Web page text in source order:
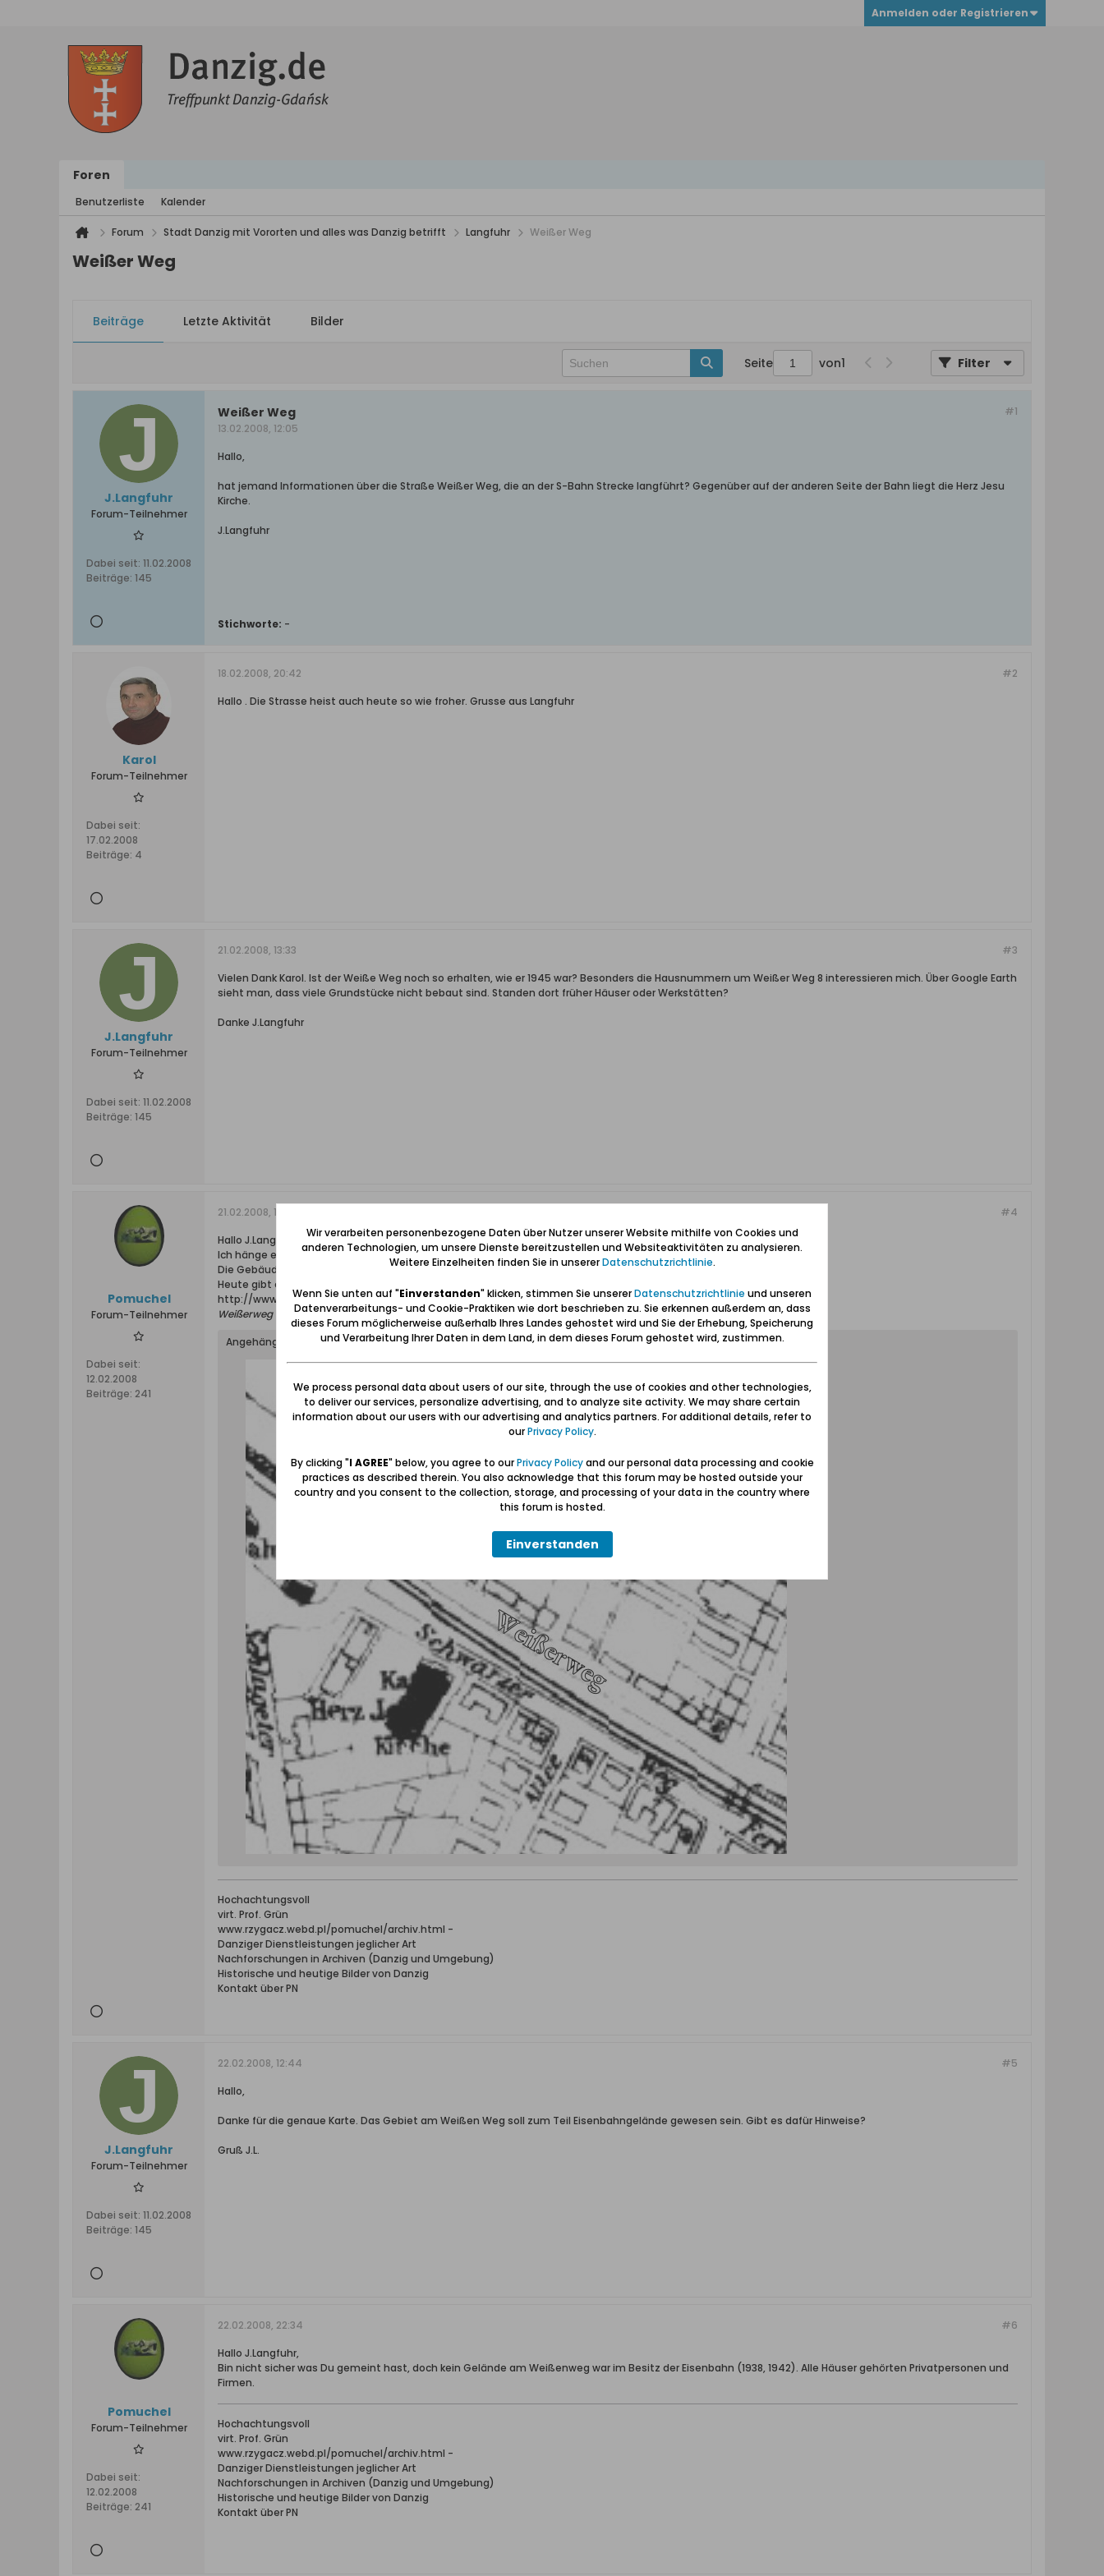
Anmelden oder Registrieren
Foren
Benutzerliste Kalender
Forum Stadt Danzig mit Vororten und alles was Danzig betrifft Langfuhr Weißer Weg
Weißer Weg
Beiträge Letzte Aktivität Bilder
Seite von1 Filter
J.Langfuhr
Forum-Teilnehmer
Dabei seit: 11.02.2008
Beiträge: 145
#1
Weißer Weg
13.02.2008, 12:05
Hallo,
hat jemand Informationen über die Straße Weißer Weg, die an der S-Bahn Strecke langführt? Gegenüber auf der anderen Seite der Bahn liegt die Herz Jesu
Kirche.
J.Langfuhr
Stichworte: -
Karol
Forum-Teilnehmer
Dabei seit:
17.02.2008
Beiträge: 4
#2
18.02.2008, 20:42
Hallo . Die Strasse heist auch heute so wie froher. Grusse aus Langfuhr
J.Langfuhr
Forum-Teilnehmer
Dabei seit: 11.02.2008
Beiträge: 145
#3
21.02.2008, 13:33
Vielen Dank Karol. Ist der Weiße Weg noch so erhalten, wie er 1945 war? Besonders die Hausnummern um Weißer Weg 8 interessieren mich. Über Google Earth
sieht man, dass viele Grundstücke nicht bebaut sind. Standen dort früher Häuser oder Werkstätten?
Danke J.Langfuhr
Pomuchel
Forum-Teilnehmer
Dabei seit:
12.02.2008
Beiträge: 241
#4
21.02.2008, 15:25
Hallo J.Langfuhr,
Ich hänge eine Karte, die zeigt die Weißerweg im 1940, an.
Die Gebäude an der Strasse scheinen kleine Häuser zu sein.
Heute gibt es dort keine Häuser mehr. Jetzt findet man dort nur Garagen, Bürogebäude und eine Polizeidienststelle.
http://www.smartmedia.com.pl/assets/images/biala.jpg
Weißerweg 1 heute
Angehängte Dateien
Hochachtungsvoll
virt. Prof. Grün
www.rzygacz.webd.pl/pomuchel/archiv.html -
Danziger Dienstleistungen jeglicher Art
Nachforschungen in Archiven (Danzig und Umgebung)
Historische und heutige Bilder von Danzig
Kontakt über PN
J.Langfuhr
Forum-Teilnehmer
Dabei seit: 11.02.2008
Beiträge: 145
#5
22.02.2008, 12:44
Hallo,
Danke für die genaue Karte. Das Gebiet am Weißen Weg soll zum Teil Eisenbahngelände gewesen sein. Gibt es dafür Hinweise?
Gruß J.L.
Pomuchel
Forum-Teilnehmer
Dabei seit:
12.02.2008
Beiträge: 241
#6
22.02.2008, 22:34
Hallo J.Langfuhr,
Bin nicht sicher was Du gemeint hast, doch kein Gelände am Weißenweg war im Besitz der Eisenbahn (1938, 1942). Alle Häuser gehörten Privatpersonen und
Firmen.
Hochachtungsvoll
virt. Prof. Grün
www.rzygacz.webd.pl/pomuchel/archiv.html -
Danziger Dienstleistungen jeglicher Art
Nachforschungen in Archiven (Danzig und Umgebung)
Historische und heutige Bilder von Danzig
Kontakt über PN
Wir verarbeiten personenbezogene Daten über Nutzer unserer Website mithilfe von Cookies und
anderen Technologien, um unsere Dienste bereitzustellen und Websiteaktivitäten zu analysieren.
Weitere Einzelheiten finden Sie in unsererDatenschutzrichtlinie.
Wenn Sie unten auf "Einverstanden" klicken, stimmen Sie unsererDatenschutzrichtlinie und unseren
Datenverarbeitungs- und Cookie-Praktiken wie dort beschrieben zu. Sie erkennen außerdem an, dass
dieses Forum möglicherweise außerhalb Ihres Landes gehostet wird und Sie der Erhebung, Speicherung
und Verarbeitung Ihrer Daten in dem Land, in dem dieses Forum gehostet wird, zustimmen.
We process personal data about users of our site, through the use of cookies and other technologies,
to deliver our services, personalize advertising, and to analyze site activity. We may share certain
information about our users with our advertising and analytics partners. For additional details, refer to
ourPrivacy Policy.
By clicking "I AGREE" below, you agree to ourPrivacy Policyand our personal data processing and cookie
practices as described therein. You also acknowledge that this forum may be hosted outside your
country and you consent to the collection, storage, and processing of your data in the country where
this forum is hosted.
Einverstanden